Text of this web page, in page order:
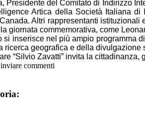
Presidente del Comitato di Indirizzo
Artica della Società Italiana
Altri rappresentanti
giornata commemorativa, come
si inserisce nel più ampio programma
ricerca geografica e della
“Silvio Zavatti” invita la
commenti